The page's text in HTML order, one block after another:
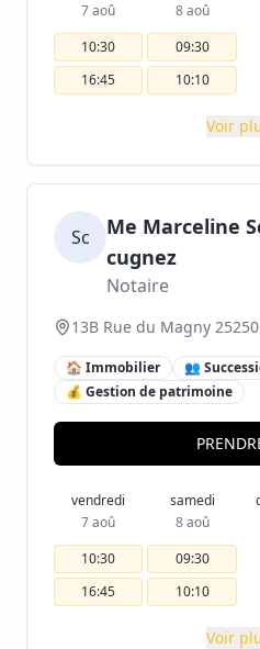
7 aoû
10:30
16:45
8 aoû
09:30
10:10
Voir
Sc
Me Marceline
cugnez
Notaire
13B Rue du Magny
🏠 Immobilier 👥
💰 Gestion de patrimoine
vendredi
7 aoû
10:30
16:45
samedi
8 aoû
09:30
10:10
Voir